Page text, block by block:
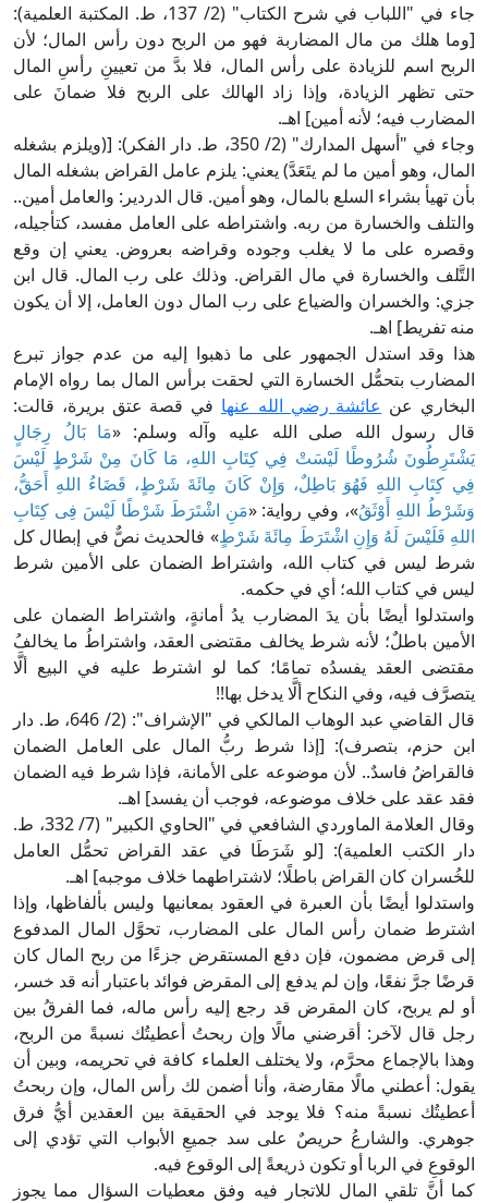
جاء في "اللباب في شرح الكتاب" (2/ 137، ط. المكتبة العلمية):
[وما هلك من مال المضاربة فهو من الربح دون رأس المال؛ لأن
الربح اسم للزيادة على رأس المال، فلا بدَّ من تعيينِ رأسِ المال
حتى تظهر الزيادة، وإذا زاد الهالك على الربح فلا ضمانَ على
المضارب فيه؛ لأنه أمين] اهـ.
وجاء في "أسهل المدارك" (2/ 350، ط. دار الفكر): [(ويلزم بشغله
المال، وهو أمين ما لم يتَعَدَّ) يعني: يلزم عامل القراض بشغله المال
بأن تهيأ بشراء السلع بالمال، وهو أمين. قال الدردير: والعامل أمين..
والتلف والخسارة من ربه. واشتراطه على العامل مفسد، كتأجيله،
وقصره على ما لا يغلب وجوده وقراضه بعروض. يعني إن وقع
التَّلف والخسارة في مال القراض. وذلك على رب المال. قال ابن
جزي: والخسران والضياع على رب المال دون العامل، إلا أن يكون
منه تفريط] اهـ.
هذا وقد استدل الجمهور على ما ذهبوا إليه من عدم جواز تبرع
المضارب بتحمُّل الخسارة التي لحقت برأس المال بما رواه الإمام
البخاري عن عائشة رضي الله عنها في قصة عتق بريرة، قالت:
قال رسول الله صلى الله عليه وآله وسلم: «مَا بَالُ رِجَالٍ
يَشْتَرِطُونَ شُرُوطًا لَيْسَتْ فِي كِتَابِ اللهِ، مَا كَانَ مِنْ شَرْطٍ لَيْسَ
فِي كِتَابِ اللهِ فَهُوَ بَاطِلٌ، وَإِنْ كَانَ مِائَةَ شَرْطٍ، قَضَاءُ اللهِ أَحَقُّ،
وَشَرْطُ اللهِ أَوْثَقُ»، وفي رواية: «مَنِ اشْتَرَطَ شَرْطًا لَيْسَ فِى كِتَابِ
اللهِ فَلَيْسَ لَهُ وَإِنِ اشْتَرَطَ مِائَةَ شَرْطٍ» فالحديث نصٌّ في إبطال كل
شرط ليس في كتاب الله، واشتراط الضمان على الأمين شرط
ليس في كتاب الله؛ أي في حكمه.
واستدلوا أيضًا بأن يدَ المضارب يدُ أمانةٍ، واشتراط الضمان على
الأمين باطلٌ؛ لأنه شرط يخالف مقتضى العقد، واشتراطُ ما يخالفُ
مقتضى العقد يفسدُه تمامًا؛ كما لو اشترط عليه في البيع ألَّا
يتصرَّف فيه، وفي النكاح ألَّا يدخل بها!!
قال القاضي عبد الوهاب المالكي في "الإشراف": (2/ 646، ط. دار
ابن حزم، بتصرف): [إذا شرط ربُّ المال على العامل الضمان
فالقراضُ فاسدٌ.. لأن موضوعه على الأمانة، فإذا شرط فيه الضمان
فقد عقد على خلاف موضوعه، فوجب أن يفسد] اهـ.
وقال العلامة الماوردي الشافعي في "الحاوي الكبير" (7/ 332، ط.
دار الكتب العلمية): [لو شَرَطَا في عقد القراض تحمُّل العامل
للخُسران كان القراض باطلًا؛ لاشتراطهما خلاف موجبه] اهـ.
واستدلوا أيضًا بأن العبرة في العقود بمعانيها وليس بألفاظها، وإذا
اشترط ضمان رأس المال على المضارب، تحوَّل المال المدفوع
إلى قرض مضمون، فإن دفع المستقرض جزءًا من ربح المال كان
قرضًا جرَّ نفعًا، وإن لم يدفع إلى المقرض فوائد باعتبار أنه قد خسر،
أو لم يربح، كان المقرض قد رجع إليه رأس ماله، فما الفرقُ بين
رجل قال لآخر: أقرضني مالًا وإن ربحتُ أعطيتُك نسبةً من الربح،
وهذا بالإجماع محرَّم، ولا يختلف العلماء كافة في تحريمه، وبين أن
يقول: أعطني مالًا مقارضة، وأنا أضمن لك رأس المال، وإن ربحتُ
أعطيتُك نسبةً منه؟ فلا يوجد في الحقيقة بين العقدين أيُّ فرق
جوهري. والشارعُ حريصٌ على سد جميعِ الأبواب التي تؤدي إلى
الوقوعِ في الربا أو تكون ذريعةً إلى الوقوع فيه.
كما أنَّ تلقي المال للاتجار فيه وفق معطيات السؤال مما يجوز